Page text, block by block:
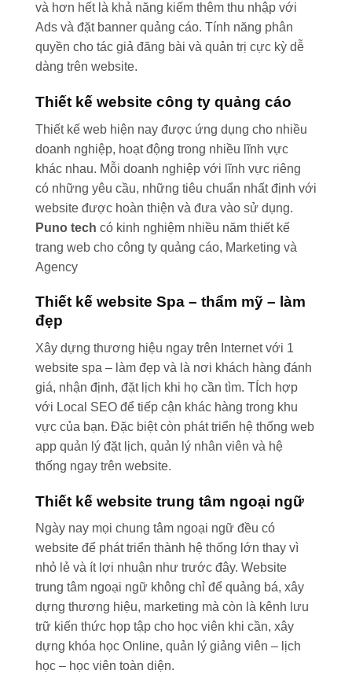
và hơn hết là khả năng kiếm thêm thu nhập với
Ads và đặt banner quảng cáo. Tính năng phân
quyền cho tác giả đăng bài và quản trị cực kỳ dễ
dàng trên website.
Thiết kế website công ty quảng cáo
Thiết kế web hiện nay được ứng dụng cho nhiều
doanh nghiệp, hoạt động trong nhiều lĩnh vực
khác nhau. Mỗi doanh nghiệp với lĩnh vực riêng
có những yêu cầu, những tiêu chuẩn nhất định với
website được hoàn thiện và đưa vào sử dụng.
Puno tech có kinh nghiệm nhiều năm thiết kế
trang web cho công ty quảng cáo, Marketing và
Agency
Thiết kế website Spa – thẩm mỹ – làm
đẹp
Xây dựng thương hiệu ngay trên Internet với 1
website spa – làm đẹp và là nơi khách hàng đánh
giá, nhận định, đặt lịch khi họ cần tìm. TÍch hợp
với Local SEO để tiếp cận khác hàng trong khu
vực của bạn. Đặc biệt còn phát triển hệ thống web
app quản lý đặt lịch, quản lý nhân viên và hệ
thống ngay trên website.
Thiết kế website trung tâm ngoại ngữ
Ngày nay mọi chung tâm ngoại ngữ đều có
website để phát triển thành hệ thống lớn thay vì
nhỏ lẻ và ít lợi nhuận như trước đây. Website
trung tâm ngoại ngữ không chỉ để quảng bá, xây
dựng thương hiệu, marketing mà còn là kênh lưu
trữ kiến thức họp tập cho học viên khi cần, xây
dựng khóa học Online, quản lý giảng viên – lịch
học – học viên toàn diện.